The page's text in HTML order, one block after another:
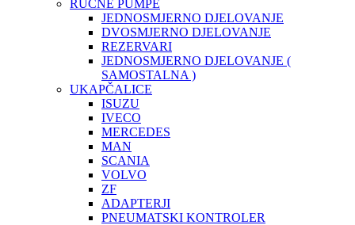
RUČNE PUMPE
JEDNOSMJERNO DJELOVANJE
DVOSMJERNO DJELOVANJE
REZERVARI
JEDNOSMJERNO DJELOVANJE (
SAMOSTALNA )
UKAPČALICE
ISUZU
IVECO
MERCEDES
MAN
SCANIA
VOLVO
ZF
ADAPTERJI
PNEUMATSKI KONTROLER